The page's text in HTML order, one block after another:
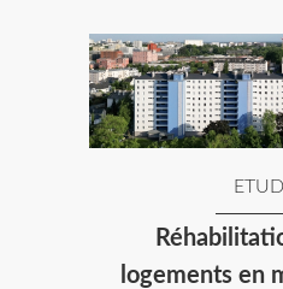
logements en